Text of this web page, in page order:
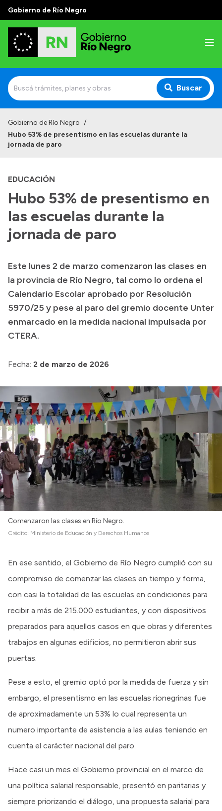
Gobierno de Río Negro
Buscar
Autoridades
Autoridades y Organismos
Discursos en la Legislatura
Casa de Gobierno
Acerca de Río Negro
Geografía
Invertí en Río Negro
Transparencia
Compras y licitaciones
Consulta de expedientes
Consulta de pago a proveedores
Convocatorias
Intranet
Login
Gobierno de Río Negro /
Hubo 53% de presentismo en las escuelas durante la
jornada de paro
EDUCACIÓN
Hubo 53% de presentismo en
las escuelas durante la
jornada de paro
Este lunes 2 de marzo comenzaron las clases en
la provincia de Río Negro, tal como lo ordena el
Calendario Escolar aprobado por Resolución
5970/25 y pese al paro del gremio docente Unter
enmarcado en la medida nacional impulsada por
CTERA.
Fecha: 2 de marzo de 2026
Comenzaron las clases en Río Negro.
Crédito: Ministerio de Educación y Derechos Humanos
En ese sentido, el Gobierno de Río Negro cumplió con su
compromiso de comenzar las clases en tiempo y forma,
con casi la totalidad de las escuelas en condiciones para
recibir a más de 215.000 estudiantes, y con dispositivos
preparados para aquellos casos en que obras y diferentes
trabajos en algunas edificios, no permitieron abrir sus
puertas.
Pese a esto, el gremio optó por la medida de fuerza y sin
embargo, el presentismo en las escuelas rionegrinas fue
de aproximadamente un 53% lo cual representa un
numero importante de asistencia a las aulas teniendo en
cuenta el carácter nacional del paro.
Hace casi un mes el Gobierno provincial en el marco de
una política salarial responsable, presentó en paritarias y
siempre priorizando el diálogo, una propuesta salarial para